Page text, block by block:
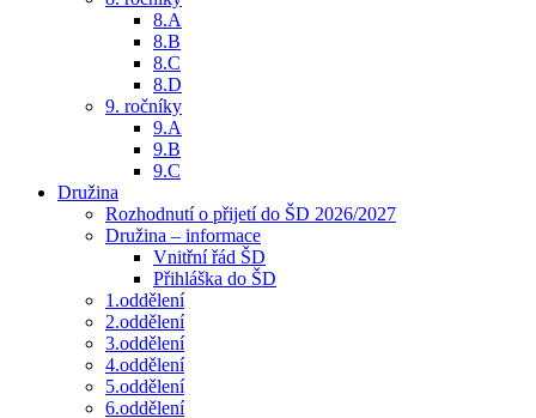
8.A
8.B
8.C
8.D
9. ročníky
9.A
9.B
9.C
Družina
Rozhodnutí o přijetí do ŠD 2026/2027
Družina – informace
Vnitřní řád ŠD
Přihláška do ŠD
1.oddělení
2.oddělení
3.oddělení
4.oddělení
5.oddělení
6.oddělení